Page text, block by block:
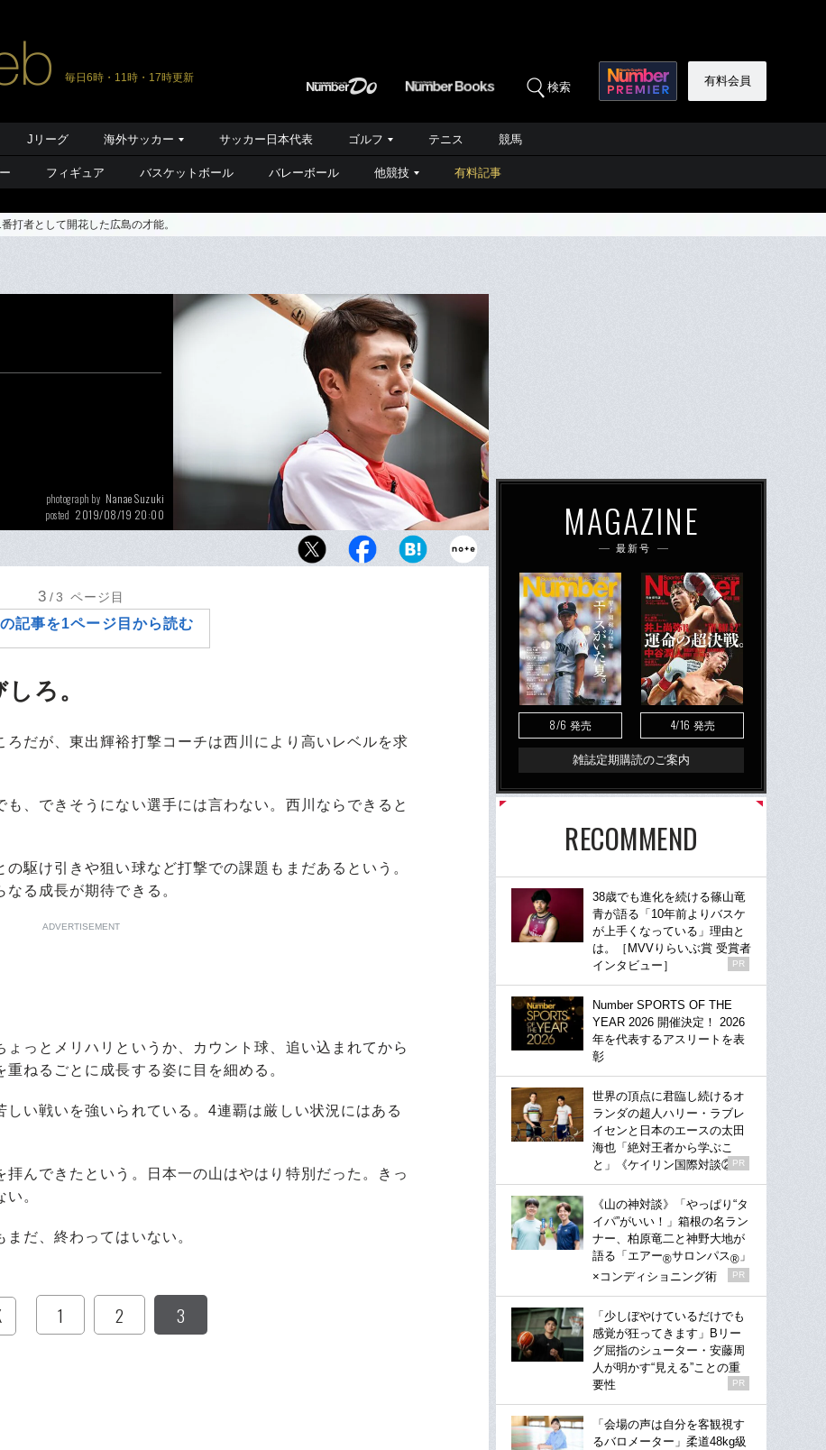
毎日6時・11時・17時更新
検索 有料会員
Jリーグ 海外サッカー サッカー日本代表 ゴルフ テニス 競馬
フィギュア バスケットボール バレーボール 他競技 有料記事
打者として開花した広島の才能。
photograph by Nanae Suzuki
posted 2019/08/19 20:00
広島の1番・西川龍馬は7月にプロ野球史上初の4カード連
3 /3 ページ目
記事を1ページ目から読む
ろ。
だが、東出輝裕打撃コーチは西川により高いレベルを求
も、できそうにない選手には言わない。西川ならできると
駆け引きや狙い球など打撃での課題もまだあるという。
る成長が期待できる。
ADVERTISEMENT
っとメリハリというか、カウント球、追い込まれてから
ねるごとに成長する姿に目を細める。
い戦いを強いられている。4連覇は厳しい状況にはある
んできたという。日本一の山はやはり特別だった。きっ
。
だ、終わってはいない。
1 2 3
MAGAZINE
最新号
8/6 発売 4/16 発売
雑誌定期購読のご案内
RECOMMEND
38歳でも進化を続ける篠山竜
青が語る「10年前よりバスケ
が上手くなっている」理由と
は。［MVVりらいぶ賞 受賞者
インタビュー］
PR
Number SPORTS OF THE
YEAR 2026 開催決定！ 2026
年を代表するアスリートを表
彰
世界の頂点に君臨し続けるオ
ランダの超人ハリー・ラブレ
イセンと日本のエースの太田
海也「絶対王者から学ぶこ
と」《ケイリン国際対談②》
PR
《山の神対談》「やっぱり“タ
イパ”がいい！」箱根の名ラン
ナー、柏原竜二と神野大地が
語る「エアー®サロンパス® 」
×コンディショニング術
PR
「少しぼやけているだけでも
感覚が狂ってきます」Bリー
グ屈指のシューター・安藤周
人が明かす“見える”ことの重
要性
PR
「会場の声は自分を客観視す
るバロメーター」柔道48kg級